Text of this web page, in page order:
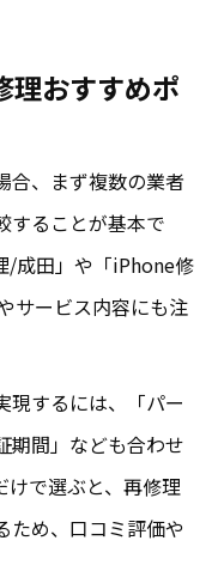
理おすすめポ
合、まず複数の業者
することが基本で
/成田」や「iPhone修
サービス内容にも注
現するには、「パー
期間」なども合わせ
けで選ぶと、再修理
ため、口コミ評価や